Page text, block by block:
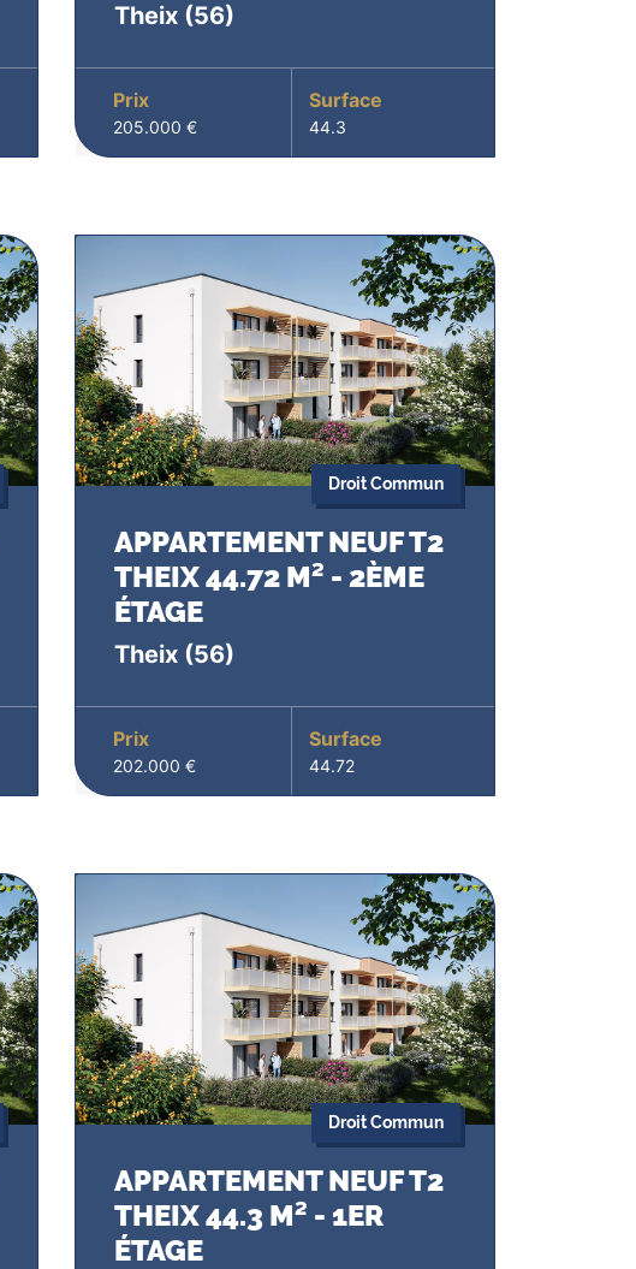
Theix(56)
Prix
205.000 €
Surface
44.3
Droit Commun
APPARTEMENT NEUF T2
THEIX 44.72 M² - 2ÈME
ÉTAGE
Theix(56)
Prix
202.000 €
Surface
44.72
Droit Commun
APPARTEMENT NEUF T2
THEIX 44.3 M² - 1ER
ÉTAGE